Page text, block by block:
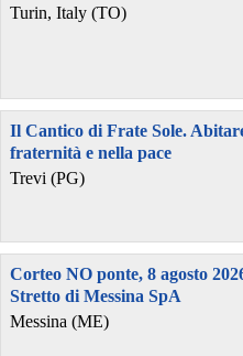
Turin, Italy (TO)
Il Cantico di Frate Sole.
fraternità e nella pace
Trevi (PG)
Corteo NO ponte, 8 agosto
Stretto di Messina SpA
Messina (ME)